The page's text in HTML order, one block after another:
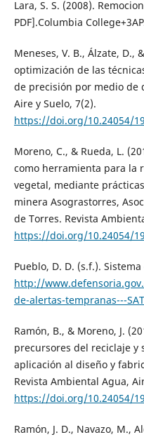
Lara, S. S. (2008).
PDF].Columbia
Meneses, V. B., Álzate, D.,
optimización de las
de precisión por medio de
Aire y Suelo, 7(2).
https://doi.org/10.24054/
Moreno, C., & Rueda, L.
como herramienta para la
vegetal, mediante
minera Asograstorres,
de Torres. Revista
https://doi.org/10.24054/
Pueblo, D. D. (s.f.).
http://
de-alertas-tempranas---
Ramón, B., & Moreno, J.
precursores del reciclaje y
aplicación al diseño y
Revista Ambiental Agua,
https://doi.org/10.24054/
Ramón, J. D., Navazo, M.,